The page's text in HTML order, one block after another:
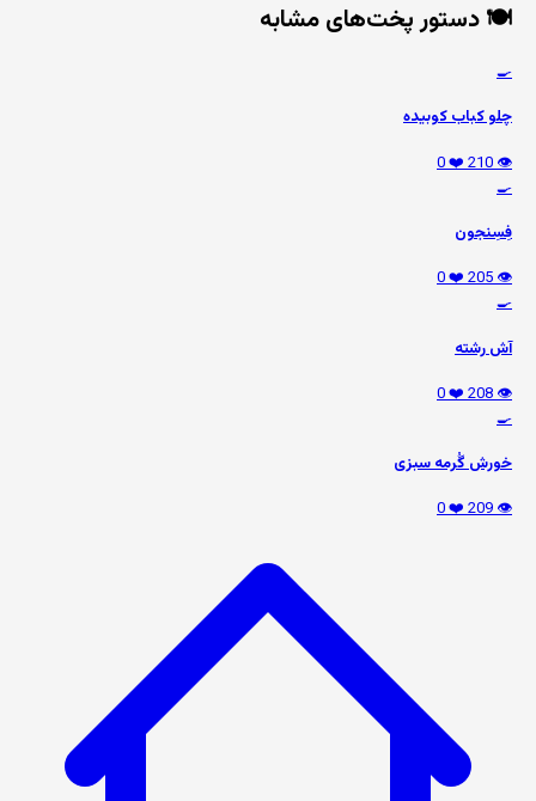
🍽️ دستور پخت‌های مشابه
🍳
چلو کباب کوبیده
👁️ 210
❤️ 0
🍳
فِسِنجون
👁️ 205
❤️ 0
🍳
آش رشته
👁️ 208
❤️ 0
🍳
خورش گُرمه سبزی
👁️ 209
❤️ 0